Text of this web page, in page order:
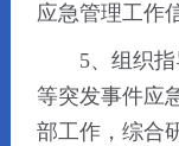
应急管理工作
5、组织
等突发事件应
部工作，综合